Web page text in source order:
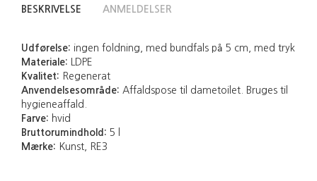
BESKRIVELSE ANMELDELSER
Udførelse: ingen foldning, med bundfals på 5 cm, med tryk
Materiale: LDPE
Kvalitet: Regenerat
Anvendelsesområde: Affaldspose til dametoilet. Bruges til
hygieneaffald.
Farve: hvid
Bruttorumindhold: 5 l
Mærke: Kunst, RE3